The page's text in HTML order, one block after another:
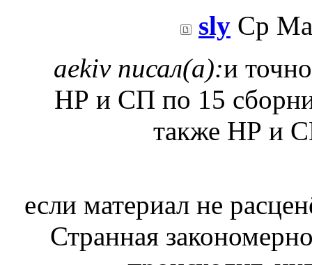
sly Ср
aekiv писал(а):и
НР и СП по 15
также НР и
если материал не
Странная